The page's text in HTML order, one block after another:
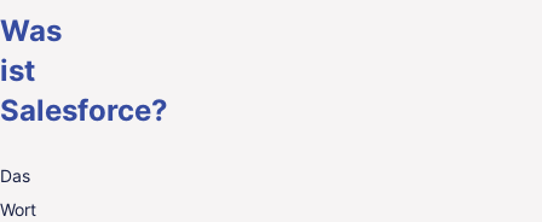
Was
ist
Salesforce?
Das
Wort